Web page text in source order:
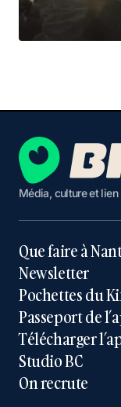
Média, culture et lien
Que faire à
Newsletter
Pochettes du
Passeport de
Télécharger
Studio BC
On recrute